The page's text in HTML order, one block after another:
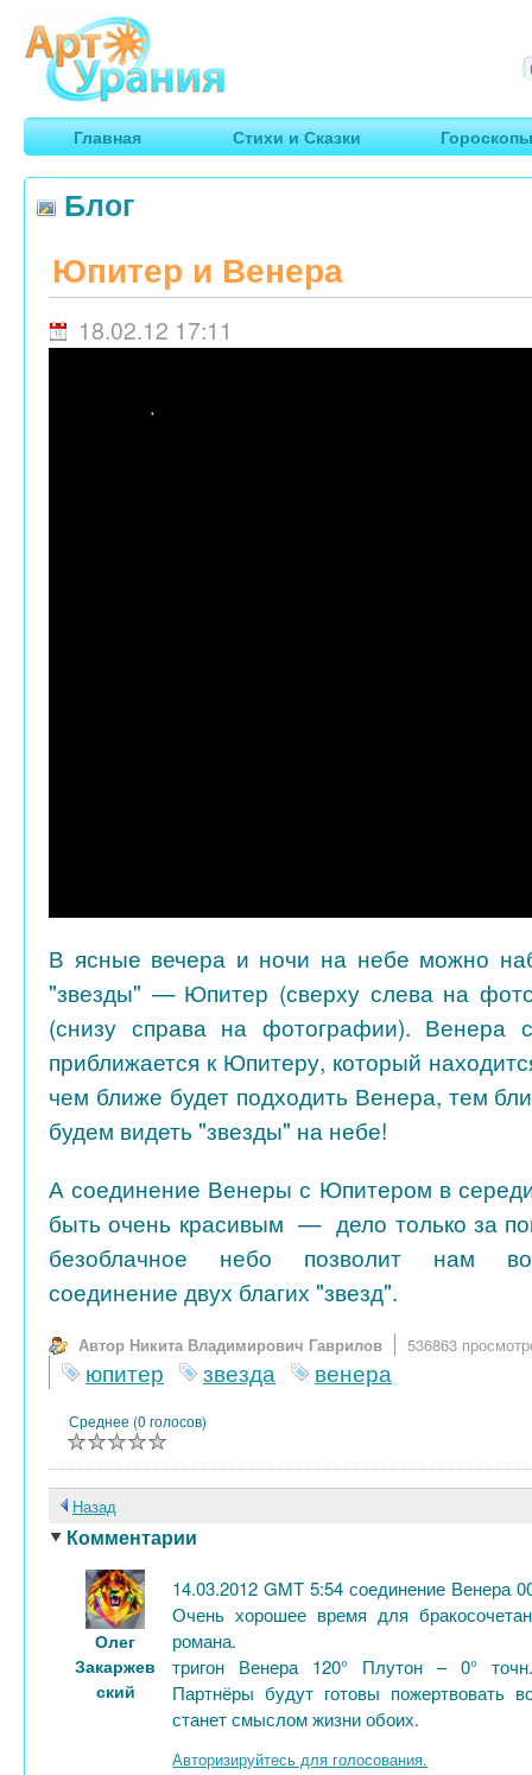
АртУрания
Умные гороскопы, творчество, путешествия
Главная Стихи и Сказки Гороскопы
Блог
Юпитер и Венера
18.02.12 17:11
В ясные вечера и ночи на небе можно
"звезды" — Юпитер (сверху слева на
(снизу справа на фотографии). Венера
приближается к Юпитеру, который
чем ближе будет подходить Венера, тем
будем видеть "звезды" на небе!
А соединение Венеры с Юпитером в
быть очень красивым — дело только за
безоблачное небо позволит нам
соединение двух благих "звезд".
Автор Никита Владимирович Гаврилов 536863
юпитер звезда венера
Среднее (0 голосов)
Назад
Комментарии
Олег
Закаржев
ский
14.03.2012 GMT 5:54 соединение Венера
Очень хорошее время для
романа.
тригон Венера 120° Плутон – 0°
Партнёры будут готовы пожертвовать
станет смыслом жизни обоих.
Авторизируйтесь для голосования.